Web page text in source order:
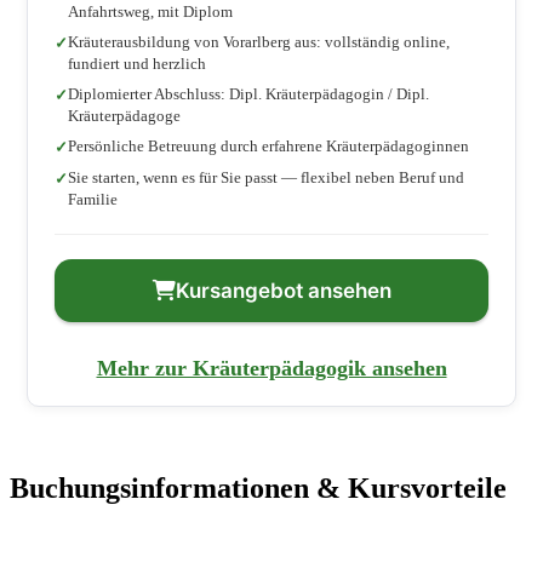
Anfahrtsweg, mit Diplom
Kräuterausbildung von Vorarlberg aus: vollständig online,
fundiert und herzlich
Diplomierter Abschluss: Dipl. Kräuterpädagogin / Dipl.
Kräuterpädagoge
Persönliche Betreuung durch erfahrene Kräuterpädagoginnen
Sie starten, wenn es für Sie passt — flexibel neben Beruf und
Familie
Kursangebot ansehen
Mehr zur Kräuterpädagogik ansehen
Buchungsinformationen & Kursvorteile